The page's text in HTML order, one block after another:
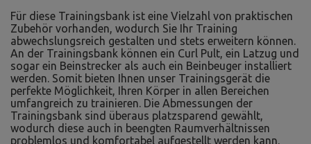
Für diese Trainingsbank ist eine Vielzahl von praktischen
Zubehör vorhanden, wodurch Sie Ihr Training
abwechslungsreich gestalten und stets erweitern können.
An der Trainingsbank können ein Curl Pult, ein Latzug und
sogar ein Beinstrecker als auch ein Beinbeuger installiert
werden. Somit bieten Ihnen unser Trainingsgerät die
perfekte Möglichkeit, Ihren Körper in allen Bereichen
umfangreich zu trainieren. Die Abmessungen der
Trainingsbank sind überaus platzsparend gewählt,
wodurch diese auch in beengten Raumverhältnissen
problemlos und komfortabel aufgestellt werden kann.